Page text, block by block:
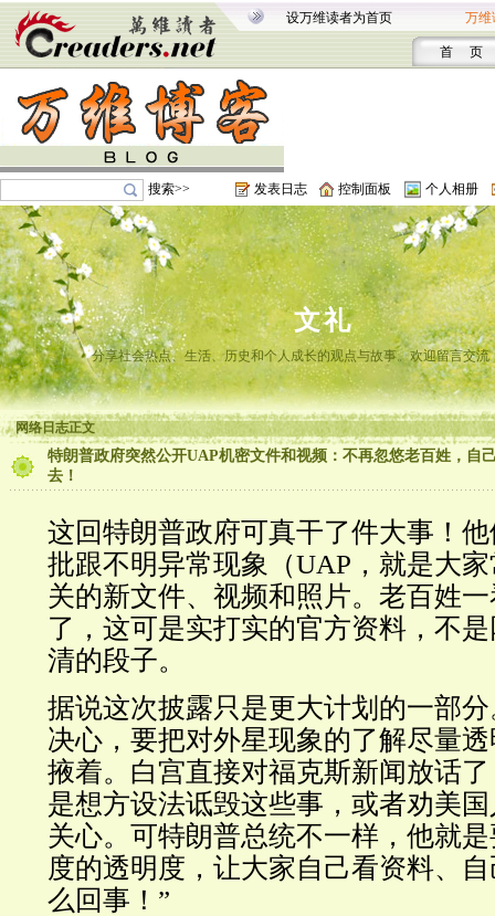
设万维读者为首页 万维
首 页
搜索>> 发表日志 控制面板 个人相册
文礼
分享社会热点、生活、历史和个人成长的观点与故事。欢迎留言交流
网络日志正文
特朗普政府突然公开UAP机密文件和视频：不再忽悠老百姓，自
去！
这回特朗普政府可真干了件大事！
批跟不明异常现象（UAP，就是大
关的新文件、视频和照片。老百姓
了，这可是实打实的官方资料，不
清的段子。
据说这次披露只是更大计划的一部
决心，要把对外星现象的了解尽量
掖着。白宫直接对福克斯新闻放话
是想方设法诋毁这些事，或者劝美
关心。可特朗普总统不一样，他就
度的透明度，让大家自己看资料、
么回事！”